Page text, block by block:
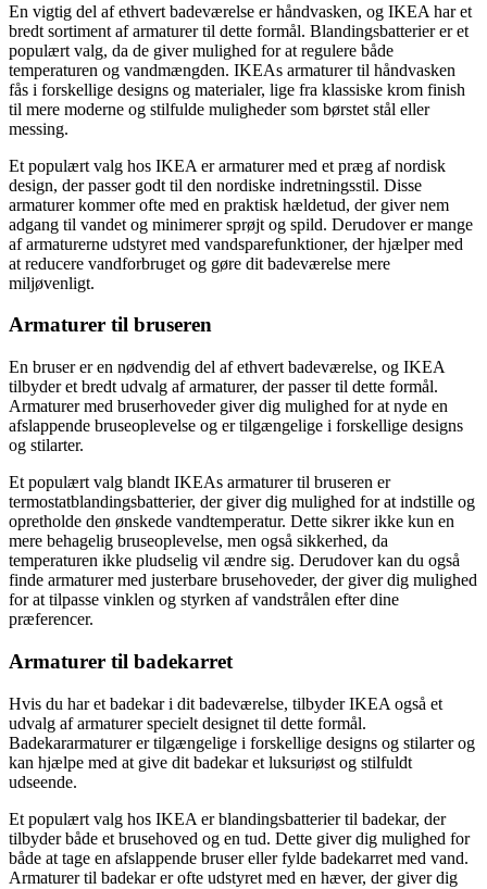
En vigtig del af ethvert badeværelse er håndvasken, og IKEA har et
bredt sortiment af armaturer til dette formål. Blandingsbatterier er et
populært valg, da de giver mulighed for at regulere både
temperaturen og vandmængden. IKEAs armaturer til håndvasken
fås i forskellige designs og materialer, lige fra klassiske krom finish
til mere moderne og stilfulde muligheder som børstet stål eller
messing.
Et populært valg hos IKEA er armaturer med et præg af nordisk
design, der passer godt til den nordiske indretningsstil. Disse
armaturer kommer ofte med en praktisk hældetud, der giver nem
adgang til vandet og minimerer sprøjt og spild. Derudover er mange
af armaturerne udstyret med vandsparefunktioner, der hjælper med
at reducere vandforbruget og gøre dit badeværelse mere
miljøvenligt.
Armaturer til bruseren
En bruser er en nødvendig del af ethvert badeværelse, og IKEA
tilbyder et bredt udvalg af armaturer, der passer til dette formål.
Armaturer med bruserhoveder giver dig mulighed for at nyde en
afslappende bruseoplevelse og er tilgængelige i forskellige designs
og stilarter.
Et populært valg blandt IKEAs armaturer til bruseren er
termostatblandingsbatterier, der giver dig mulighed for at indstille og
opretholde den ønskede vandtemperatur. Dette sikrer ikke kun en
mere behagelig bruseoplevelse, men også sikkerhed, da
temperaturen ikke pludselig vil ændre sig. Derudover kan du også
finde armaturer med justerbare brusehoveder, der giver dig mulighed
for at tilpasse vinklen og styrken af vandstrålen efter dine
præferencer.
Armaturer til badekarret
Hvis du har et badekar i dit badeværelse, tilbyder IKEA også et
udvalg af armaturer specielt designet til dette formål.
Badekararmaturer er tilgængelige i forskellige designs og stilarter og
kan hjælpe med at give dit badekar et luksuriøst og stilfuldt
udseende.
Et populært valg hos IKEA er blandingsbatterier til badekar, der
tilbyder både et brusehoved og en tud. Dette giver dig mulighed for
både at tage en afslappende bruser eller fylde badekarret med vand.
Armaturer til badekar er ofte udstyret med en hæver, der giver dig